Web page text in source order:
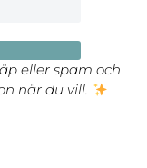
eller spam och
när du vill.